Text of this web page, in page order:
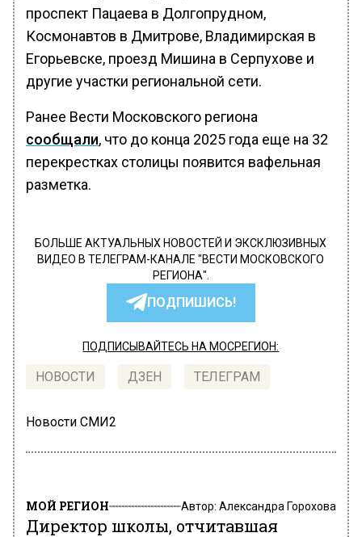
проспект Пацаева в Долгопрудном,
Космонавтов в Дмитрове, Владимирская в
Егорьевске, проезд Мишина в Серпухове и
другие участки региональной сети.
Ранее Вести Московского региона
сообщали, что до конца 2025 года еще на 32
перекрестках столицы появится вафельная
разметка.
БОЛЬШЕ АКТУАЛЬНЫХ НОВОСТЕЙ И ЭКСКЛЮЗИВНЫХ
ВИДЕО В ТЕЛЕГРАМ-КАНАЛЕ "ВЕСТИ МОСКОВСКОГО
РЕГИОНА".
ПОДПИШИСЬ!
ПОДПИСЫВАЙТЕСЬ НА МОСРЕГИОН:
НОВОСТИ ДЗЕН ТЕЛЕГРАМ
Новости СМИ2
МОЙ РЕГИОН Автор: Александра Горохова
Директор школы, отчитавшая